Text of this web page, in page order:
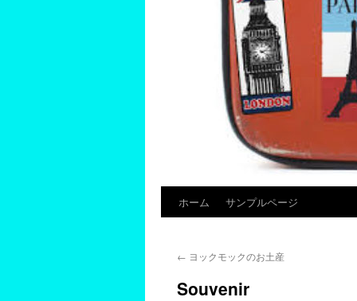
ホーム サンプルページ
← ヨックモックのお土産
Souvenir